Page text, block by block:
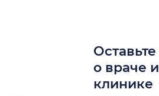
о враче
клинике